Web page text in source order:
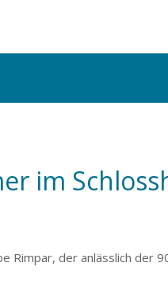
im
Rimpar, der anlässlich der